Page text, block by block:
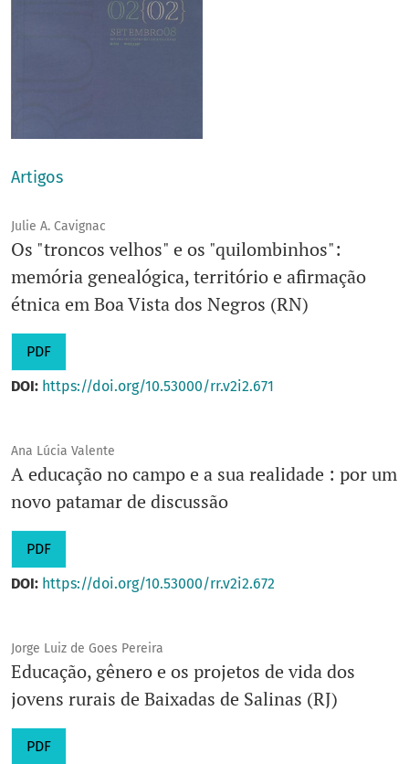
Artigos
Julie A. Cavignac
Os "troncos velhos" e os "quilombinhos":
memória genealógica, território e afirmação
étnica em Boa Vista dos Negros (RN)
PDF
DOI: https://doi.org/10.53000/rr.v2i2.671
Ana Lúcia Valente
A educação no campo e a sua realidade : por um
novo patamar de discussão
PDF
DOI: https://doi.org/10.53000/rr.v2i2.672
Jorge Luiz de Goes Pereira
Educação, gênero e os projetos de vida dos
jovens rurais de Baixadas de Salinas (RJ)
PDF